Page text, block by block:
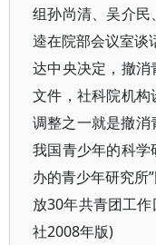
组孙尚清、吴介
逵在院部会议室谈
达中央决定，撤
文件，社科院机
调整之一就是撤消
我国青少年的科
办的青少年研究所
放30年共青团工
社2008年版)